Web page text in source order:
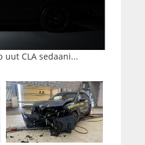
uut CLA sedaani...